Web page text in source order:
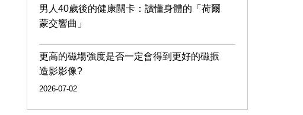
男人40歲後的健康關卡：讀懂身體的「荷爾
蒙交響曲」
更高的磁場強度是否一定會得到更好的磁振
造影影像?
2026-07-02